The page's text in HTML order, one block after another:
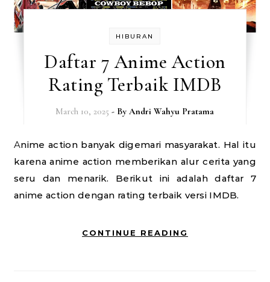
HIBURAN
Daftar 7 Anime Action
Rating Terbaik IMDB
March 10, 2025 - ByAndri Wahyu Pratama
Anime action banyak digemari masyarakat. Hal itu
karena anime action memberikan alur cerita yang
seru dan menarik. Berikut ini adalah daftar 7
anime action dengan rating terbaik versi IMDB.
CONTINUE READING